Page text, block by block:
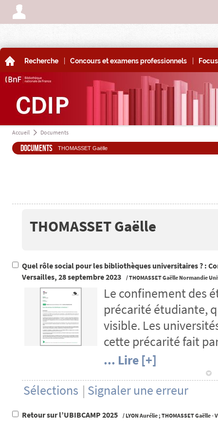
A
A Recherche | Concours et examens professionnels | Focus
Accueil a Documents
Documents THOMASSET Gaëlle
THOMASSET Gaëlle
Quel rôle social pour les bibliothèques universitaires ? :
Versailles, 28 septembre 2023
/THOMASSET Gaëlle Normandie
y
Le confinement des
précarité étudiante,
visible. Les
cette précarité fait
... Lire [+]
Sélections | Signaler une erreur
1
Retour sur l’UBIBCAMP 2025 / LYON Aurélie ; THOMASSET Gaëlle-